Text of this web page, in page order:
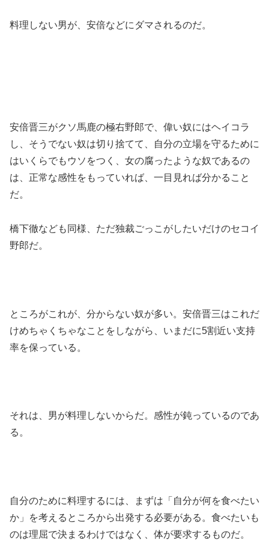
料理しない男が、安倍などにダマされるのだ。
安倍晋三がクソ馬鹿の極右野郎で、偉い奴にはヘイコラ
し、そうでない奴は切り捨てて、自分の立場を守るために
はいくらでもウソをつく、女の腐ったような奴であるの
は、正常な感性をもっていれば、一目見れば分かること
だ。
橋下徹なども同様、ただ独裁ごっこがしたいだけのセコイ
野郎だ。
ところがこれが、分からない奴が多い。安倍晋三はこれだ
けめちゃくちゃなことをしながら、いまだに5割近い支持
率を保っている。
それは、男が料理しないからだ。感性が鈍っているのであ
る。
自分のために料理するには、まずは「自分が何を食べたい
か」を考えるところから出発する必要がある。食べたいも
のは理屈で決まるわけではなく、体が要求するものだ。